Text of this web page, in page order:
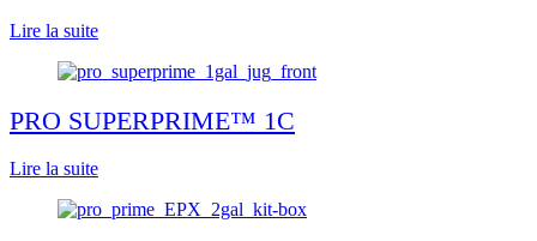
Lire la suite
PRO SUPERPRIME™ 1C
Lire la suite